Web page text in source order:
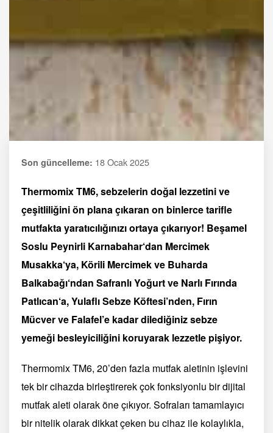
Son güncelleme: 18 Ocak 2025
Thermomix TM6, sebzelerin doğal lezzetini ve
çeşitliliğini ön plana çıkaran on binlerce tarifle
mutfakta yaratıcılığınızı ortaya çıkarıyor! Beşamel
Soslu Peynirli Karnabahar‘dan Mercimek
Musakka‘ya, Körili Mercimek ve Buharda
Balkabağı‘ndan Safranlı Yoğurt ve Narlı Fırında
Patlıcan‘a, Yulaflı Sebze Köftesi’nden, Fırın
Mücver ve Falafel’e kadar dilediğiniz sebze
yemeği besleyiciliğini koruyarak lezzetle pişiyor.
Thermomix TM6, 20’den fazla mutfak aletinin işlevini
tek bir cihazda birleştirerek çok fonksiyonlu bir dijital
mutfak aleti olarak öne çıkıyor. Sofraları tamamlayıcı
bir nitelik olarak dikkat çeken bu cihaz ile kolaylıkla,